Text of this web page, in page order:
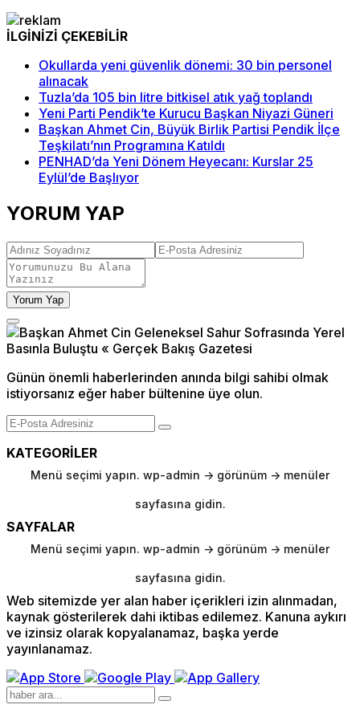
İLGİNİZİ ÇEKEBİLİR
Okullarda yeni güvenlik dönemi: 30 bin personel
alınacak
Tuzla’da 105 bin litre bitkisel atık yağ toplandı
Yeni Parti Pendik’te Kurucu Başkan Niyazi Güneri
Başkan Ahmet Cin, Büyük Birlik Partisi Pendik İlçe
Teşkilatı’nın Programına Katıldı
PENHAD’da Yeni Dönem Heyecanı: Kurslar 25
Eylül’de Başlıyor
YORUM YAP
Yorum Yap
Günün önemli haberlerinden anında bilgi sahibi olmak
istiyorsanız eğer haber bültenine üye olun.
KATEGORİLER
Menü seçimi yapın. wp-admin -> görünüm -> menüler
sayfasına gidin.
SAYFALAR
Menü seçimi yapın. wp-admin -> görünüm -> menüler
sayfasına gidin.
Web sitemizde yer alan haber içerikleri izin alınmadan,
kaynak gösterilerek dahi iktibas edilemez. Kanuna aykırı
ve izinsiz olarak kopyalanamaz, başka yerde
yayınlanamaz.